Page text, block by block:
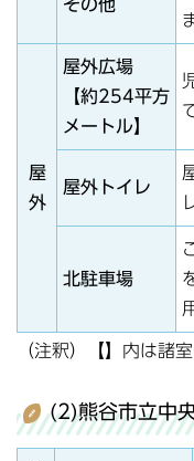
その他
屋
外
屋外広場
【約254平方
メートル】
屋外トイレ
北駐車場
（注釈）【】内は諸
(2)熊谷市立中